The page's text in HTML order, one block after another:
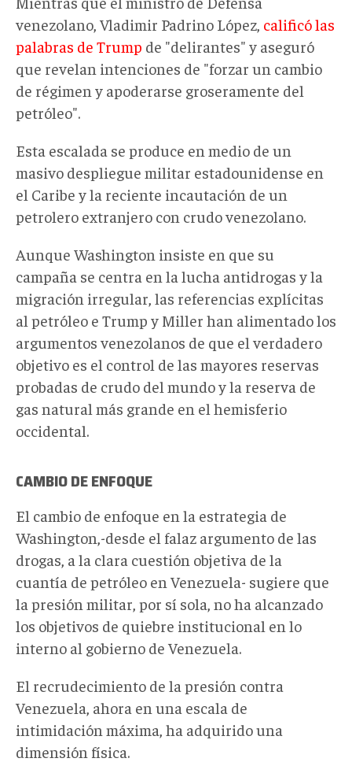
venezolano, Vladimir Padrino López, calificó las
palabras de Trump de "delirantes" y aseguró
que revelan intenciones de "forzar un cambio
de régimen y apoderarse groseramente del
petróleo".
Esta escalada se produce en medio de un
masivo despliegue militar estadounidense en
el Caribe y la reciente incautación de un
petrolero extranjero con crudo venezolano.
Aunque Washington insiste en que su
campaña se centra en la lucha antidrogas y la
migración irregular, las referencias explícitas
al petróleo e Trump y Miller han alimentado los
argumentos venezolanos de que el verdadero
objetivo es el control de las mayores reservas
probadas de crudo del mundo y la reserva de
gas natural más grande en el hemisferio
occidental.
CAMBIO DE ENFOQUE
El cambio de enfoque en la estrategia de
Washington,-desde el falaz argumento de las
drogas, a la clara cuestión objetiva de la
cuantía de petróleo en Venezuela- sugiere que
la presión militar, por sí sola, no ha alcanzado
los objetivos de quiebre institucional en lo
interno al gobierno de Venezuela.
El recrudecimiento de la presión contra
Venezuela, ahora en una escala de
intimidación máxima, ha adquirido una
dimensión física.